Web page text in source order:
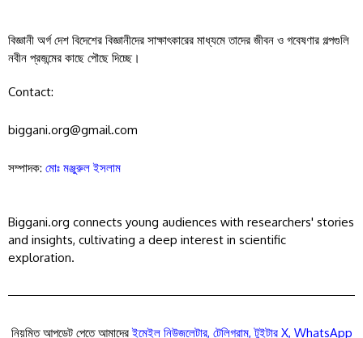
বিজ্ঞানী অর্গ দেশ বিদেশের বিজ্ঞানীদের সাক্ষাৎকারের মাধ্যমে তাদের জীবন ও গবেষণার গল্পগুলি
নবীন প্রজন্মের কাছে পৌছে দিচ্ছে।
Contact:
biggani.org@gmail.com
সম্পাদক: মোঃ মঞ্জুরুল ইসলাম
Biggani.org connects young audiences with researchers' stories
and insights, cultivating a deep interest in scientific
exploration.
নিয়মিত আপডেট পেতে আমাদেরইমেইল নিউজলেটার, টেলিগ্রাম,টুইটার X, WhatsApp